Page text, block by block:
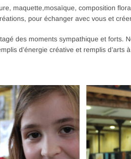
maquette,mosaïque, composition
pour échanger avec vous et
des moments sympathique et forts.
d’énergie créative et remplis d’arts